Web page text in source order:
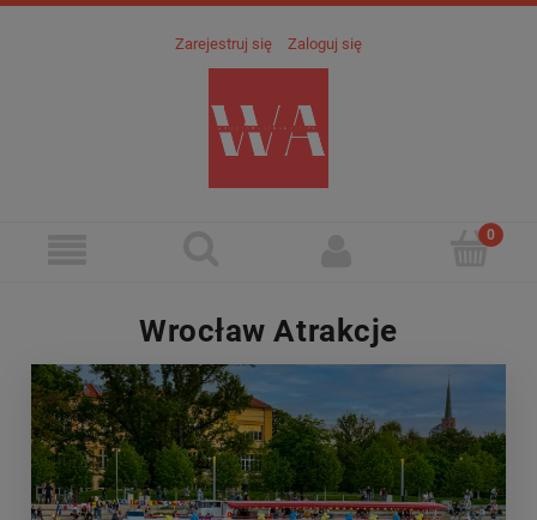
Zarejestruj się Zaloguj się
Wrocław Atrakcje